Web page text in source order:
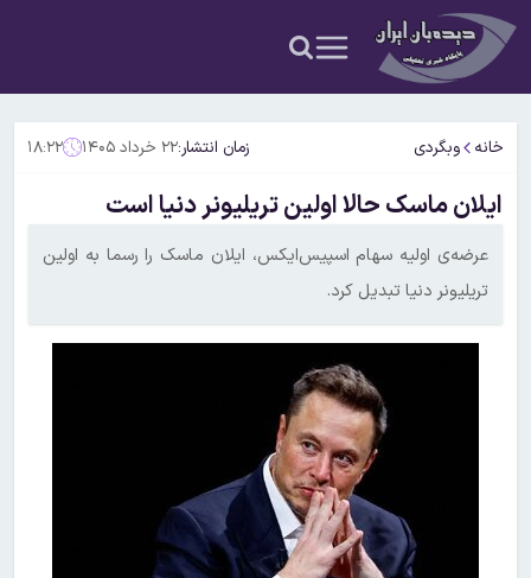
خانه وبگردی زمان انتشار:۲۲ خرداد ۱۴۰۵ ۱۸:۲۲
ایلان ماسک حالا اولین تریلیونر دنیا است
عرضه‌ی اولیه سهام اسپیس‌ایکس، ایلان ماسک را رسما به اولین
تریلیونر دنیا تبدیل کرد.